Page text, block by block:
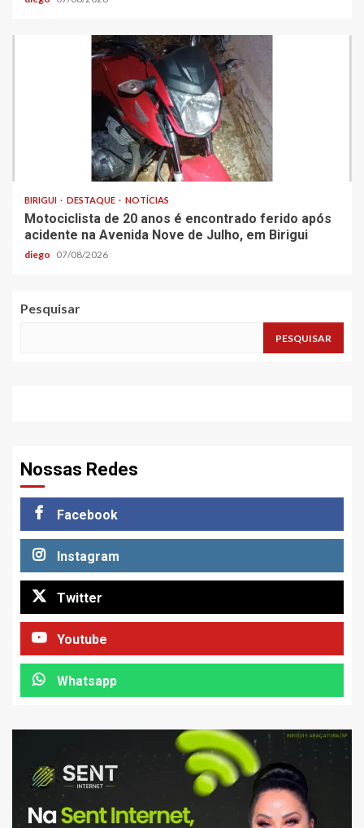
BIRIGUI DESTAQUE NOTÍCIAS
Motociclista de 20 anos é encontrado ferido após
acidente na Avenida Nove de Julho, em Birigui
diego 07/08/2026
Pesquisar
PESQUISAR
Nossas Redes
Facebook
Instagram
Twitter
Youtube
Whatsapp